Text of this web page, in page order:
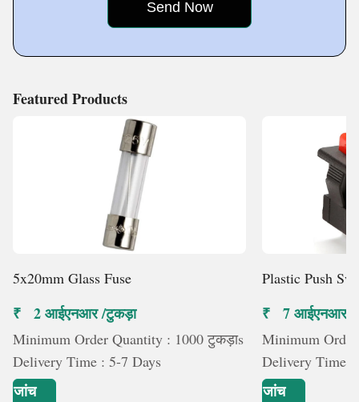
Featured Products
5x20mm Glass Fuse
₹ 2 आईएनआर /टुकड़ा
Minimum Order Quantity : 1000 टुकड़ाs
Delivery Time : 5-7 Days
जांच
Plastic Push
₹ 7 आईएनआर /
Minimum
Delivery Time :
जांच